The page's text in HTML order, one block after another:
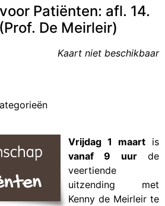
Patiënten: afl. 14.
De Meirleir)
Kaart niet beschikbaar
Vrijdag 1 maart is
vanaf 9 uurde
veertiende
uitzending met
Kenny de Meirleir te